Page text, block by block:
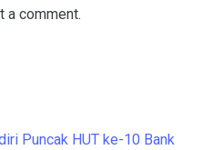
a comment.
Puncak HUT ke-10 Bank